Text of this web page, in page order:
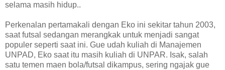
selama masih hidup..
Perkenalan pertamakali dengan Eko ini sekitar tahun 2003,
saat futsal sedangan merangkak untuk menjadi sangat
populer seperti saat ini. Gue udah kuliah di Manajemen
UNPAD, Eko saat itu masih kuliah di UNPAR. Isak, salah
satu temen maen bola/futsal dikampus, sering ngajak gue